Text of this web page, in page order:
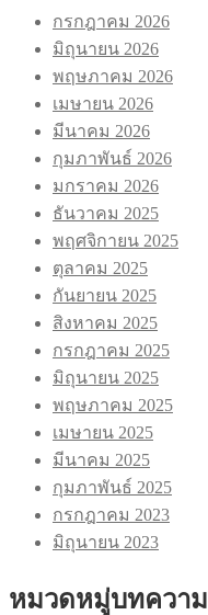
กรกฎาคม 2026
มิถุนายน 2026
พฤษภาคม 2026
เมษายน 2026
มีนาคม 2026
กุมภาพันธ์ 2026
มกราคม 2026
ธันวาคม 2025
พฤศจิกายน 2025
ตุลาคม 2025
กันยายน 2025
สิงหาคม 2025
กรกฎาคม 2025
มิถุนายน 2025
พฤษภาคม 2025
เมษายน 2025
มีนาคม 2025
กุมภาพันธ์ 2025
กรกฎาคม 2023
มิถุนายน 2023
หมวดหมู่บทความ